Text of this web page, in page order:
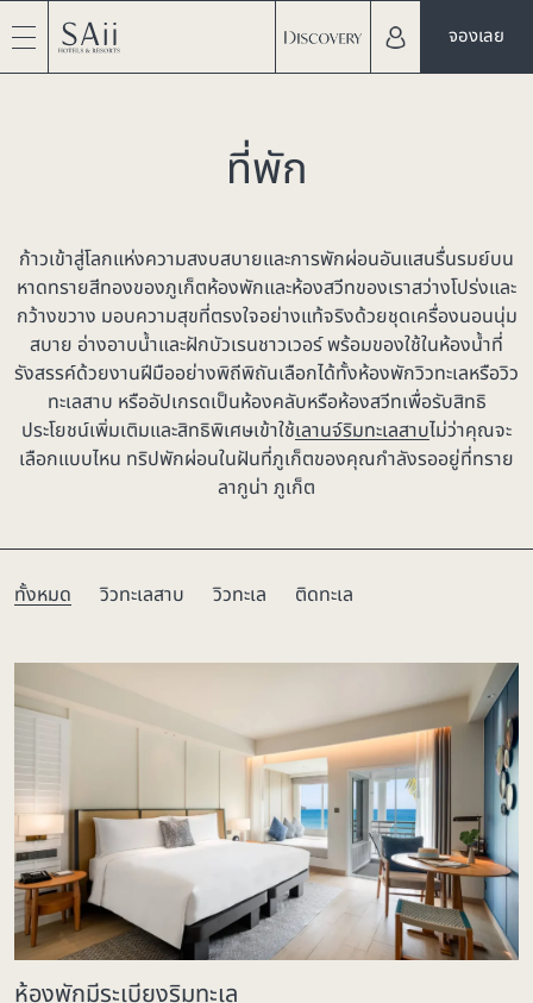
จองเลย
ที่พัก
ก้าวเข้าสู่โลกแห่งความสงบสบายและการพักผ่อนอันแสนรื่นรมย์บน
หาดทรายสีทองของภูเก็ตห้องพักและห้องสวีทของเราสว่างโปร่งและ
กว้างขวาง มอบความสุขที่ตรงใจอย่างแท้จริงด้วยชุดเครื่องนอนนุ่ม
สบาย อ่างอาบน้ำและฝักบัวเรนชาวเวอร์ พร้อมของใช้ในห้องน้ำที่
รังสรรค์ด้วยงานฝีมืออย่างพิถีพิถันเลือกได้ทั้งห้องพักวิวทะเลหรือวิว
ทะเลสาบ หรืออัปเกรดเป็นห้องคลับหรือห้องสวีทเพื่อรับสิทธิ
ประโยชน์เพิ่มเติมและสิทธิพิเศษเข้าใช้เลานจ์ริมทะเลสาบไม่ว่าคุณจะ
เลือกแบบไหน ทริปพักผ่อนในฝันที่ภูเก็ตของคุณกำลังรออยู่ที่ทราย
ลากูน่า ภูเก็ต
ทั้งหมด วิวทะเลสาบ วิวทะเล ติดทะเล
ห้องพักมีระเบียงริมทะเล